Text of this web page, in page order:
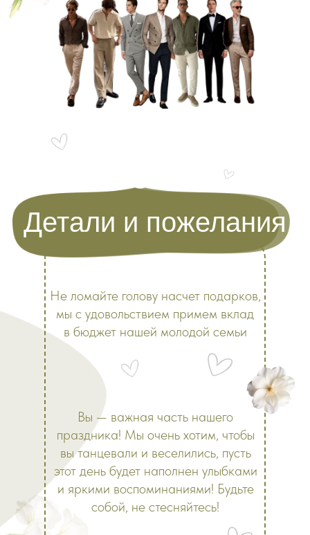
Детали и пожелания
Вы — важная часть нашего
праздника! Мы очень хотим, чтобы
вы танцевали и веселились, пусть
этот день будет наполнен улыбками
и яркими воспоминаниями! Будьте
собой, не стесняйтесь!
Не ломайте голову насчет подарков,
мы с удовольствием примем вклад
в бюджет нашей молодой семьи